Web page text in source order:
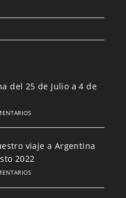
del 25 de Julio a 4 de
viaje a Argentina
2022